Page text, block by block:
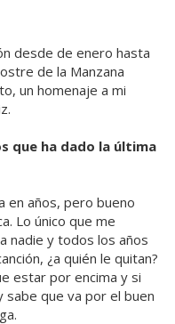
desde de enero hasta
de la Manzana
un homenaje a mi
que ha dado la última
en años, pero bueno
Lo único que me
nadie y todos los años
¿a quién le quitan?
estar por encima y si
sabe que va por el buen